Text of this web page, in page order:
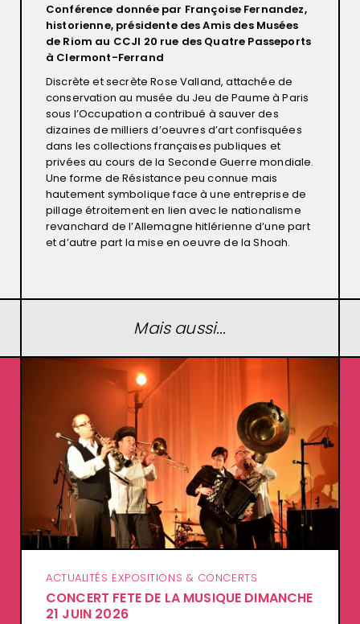
Conférence donnée par Françoise Fernandez,
historienne, présidente des Amis des Musées
de Riom au CCJI 20 rue des Quatre Passeports
à Clermont-Ferrand
Discrète et secrète Rose Valland, attachée de
conservation au musée du Jeu de Paume à Paris
sous l’Occupation a contribué à sauver des
dizaines de milliers d’oeuvres d’art confisquées
dans les collections françaises publiques et
privées au cours de la Seconde Guerre mondiale.
Une forme de Résistance peu connue mais
hautement symbolique face à une entreprise de
pillage étroitement en lien avec le nationalisme
revanchard de l’Allemagne hitlérienne d’une part
et d’autre part la mise en oeuvre de la Shoah.
Mais aussi...
ACTUALITÉS EXPOSITIONS & CONCERTS
CONCERT FETE DE LA MUSIQUE DIMANCHE
21 JUIN 2026